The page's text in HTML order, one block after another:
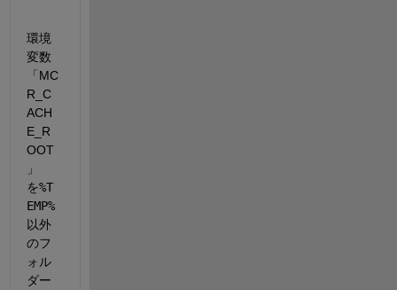
環境
変数
「MC
R_C
ACH
E_R
OOT
」
を%T
EMP%
以外
のフ
ォル
ダー